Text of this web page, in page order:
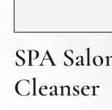
SPA
Cleanser